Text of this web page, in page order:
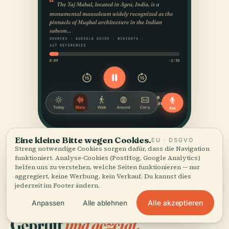
QUELLEN
Geprüftund gezeigt.
Eine kleine Bitte wegen Cookies.EU · DSGVO
Streng notwendige Cookies sorgen dafür, dass die Navigation
funktioniert. Analyse-Cookies (PostHog, Google Analytics)
helfen uns zu verstehen, welche Seiten funktionieren — nur
aggregiert, keine Werbung, kein Verkauf. Du kannst dies
jederzeit im Footer ändern.
Anpassen Alle ablehnen Alle akzeptieren